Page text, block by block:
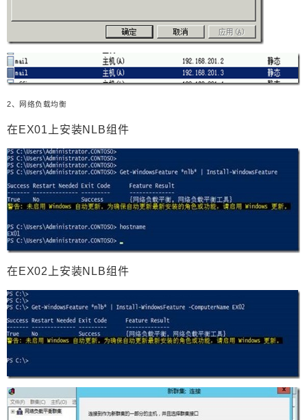
2、网络负载均衡
在EX01上安装NLB组件
在EX02上安装NLB组件